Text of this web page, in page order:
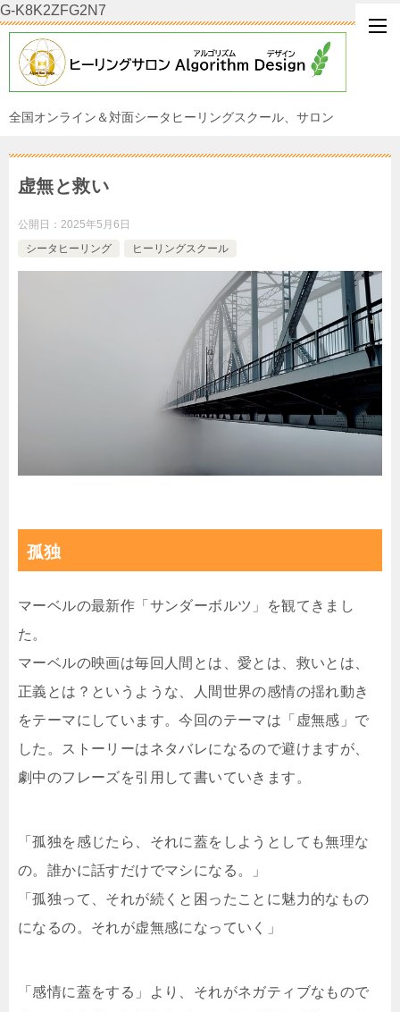
G-K8K2ZFG2N7
全国オンライン＆対面シータヒーリングスクール、サロン
虚無と救い
公開日： 2025年5月6日
シータヒーリング
ヒーリングスクール
孤独
マーベルの最新作「サンダーボルツ」を観てきまし
た。
マーベルの映画は毎回人間とは、愛とは、救いとは、
正義とは？というような、人間世界の感情の揺れ動き
をテーマにしています。今回のテーマは「虚無感」で
した。ストーリーはネタバレになるので避けますが、
劇中のフレーズを引用して書いていきます。
「孤独を感じたら、それに蓋をしようとしても無理な
の。誰かに話すだけでマシになる。」
「孤独って、それが続くと困ったことに魅力的なもの
になるの。それが虚無感になっていく」
「感情に蓋をする」より、それがネガティブなもので